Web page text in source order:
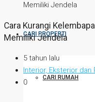
CARI PROPERTI
CARI RUMAH
Memiliki Jendela
Cara Kurangi
Memiliki Jendela
5 tahun lalu
Interior, Eksterior dan
0